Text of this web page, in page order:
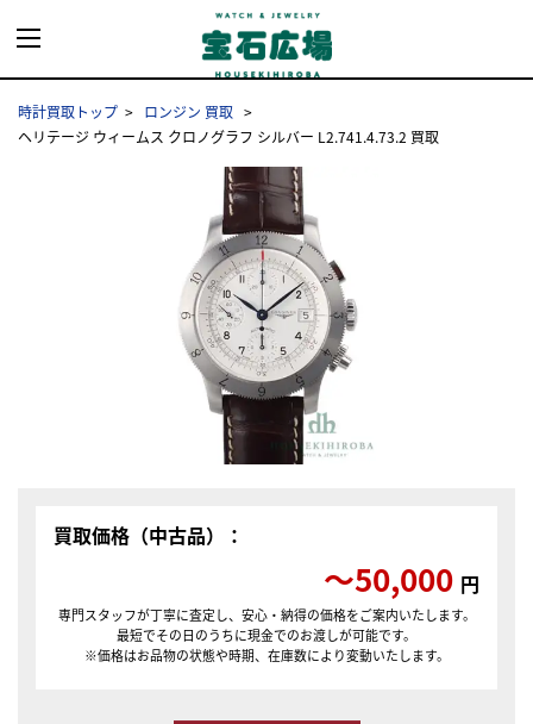
時計買取トップ
ロンジン 買取
ヘリテージ ウィームス クロノグラフ シルバー L2.741.4.73.2 買取
買取価格（中古品）：
〜50,000 円
専門スタッフが丁寧に査定し、安心・納得の価格をご案内いたします。
最短でその日のうちに現金でのお渡しが可能です。
※価格はお品物の状態や時期、在庫数により変動いたします。